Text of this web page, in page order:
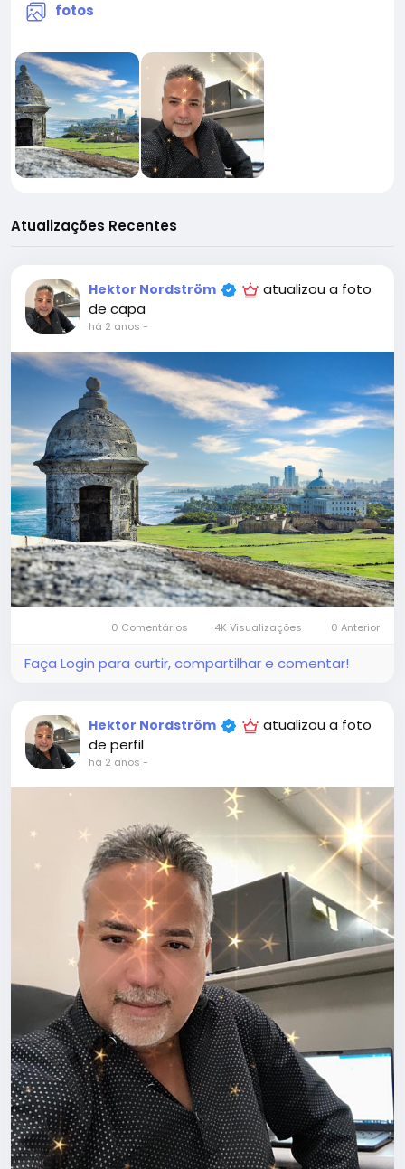
fotos
Atualizações Recentes
Hektor Nordström
atualizou a foto
de capa
há 2 anos -
0 Comentários 4K Visualizações 0 Anterior
Faça Login para curtir, compartilhar e comentar!
Hektor Nordström
atualizou a foto
de perfil
há 2 anos -